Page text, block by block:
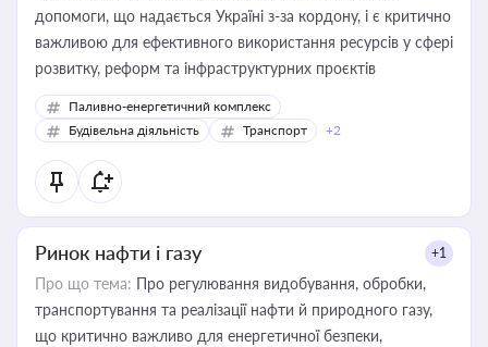
допомоги, що надається Україні з-за кордону, і є критично
важливою для ефективного використання ресурсів у сфері
розвитку, реформ та інфраструктурних проєктів
Паливно-енергетичний комплекс
Будівельна діяльність
Транспорт +2
Ринок нафти і газу +1
Про що тема: Про регулювання видобування, обробки,
транспортування та реалізації нафти й природного газу,
що критично важливо для енергетичної безпеки,